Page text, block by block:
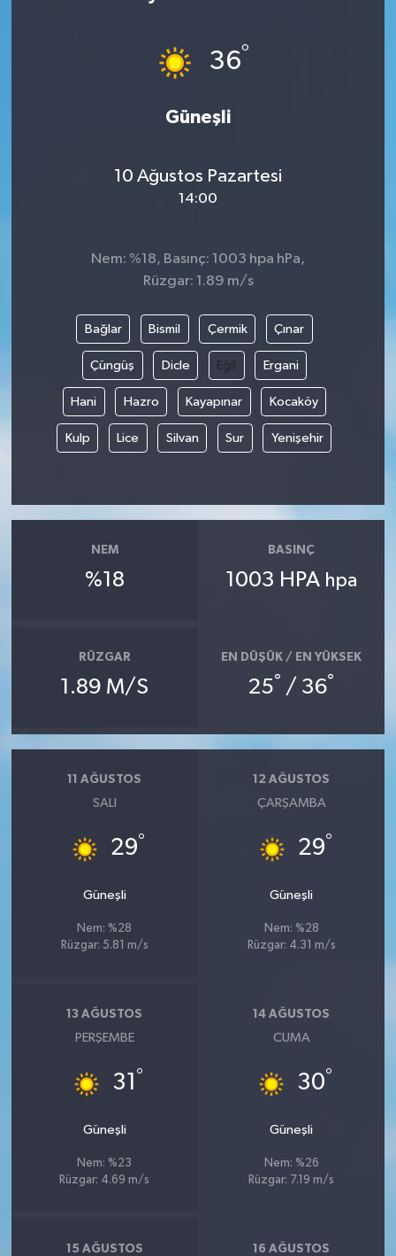
36°
Güneşli
10 Ağustos Pazartesi
14:00
Nem: %18, Basınç: 1003 hpa hPa,
Rüzgar: 1.89 m/s
Bağlar Bismil Çermik Çınar
Çüngüş Dicle Eğil Ergani
Hani Hazro Kayapınar Kocaköy
Kulp Lice Silvan Sur Yenişehir
NEM
%18
BASINÇ
1003 HPA hpa
RÜZGAR
1.89 M/S
EN DÜŞÜK / EN YÜKSEK
25° / 36°
11 AĞUSTOS
SALI
29°
Güneşli
Nem: %28
Rüzgar: 5.81 m/s
12 AĞUSTOS
ÇARŞAMBA
29°
Güneşli
Nem: %28
Rüzgar: 4.31 m/s
13 AĞUSTOS
PERŞEMBE
31 °
Güneşli
Nem: %23
Rüzgar: 4.69 m/s
14 AĞUSTOS
CUMA
30°
Güneşli
Nem: %26
Rüzgar: 7.19 m/s
15 AĞUSTOS 16 AĞUSTOS